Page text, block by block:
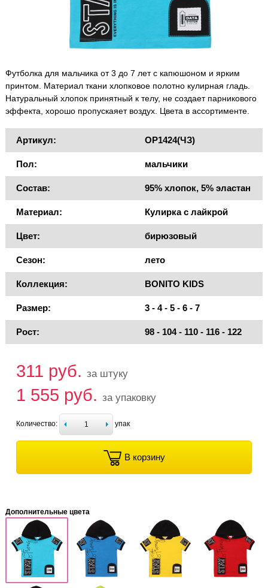
Футболка для мальчика от 3 до 7 лет с капюшоном и ярким
принтом. Материал ткани хлопковое полотно кулирная гладь.
Натуральный хлопок принятный к телу, не создает парникового
эффекта, хорошо пропускаяет воздух. Цвета в ассортименте.
Артикул: OP1424(ЧЗ)
Пол: мальчики
Состав: 95% хлопок, 5% эластан
Материал: Кулирка с лайкрой
Цвет: бирюзовый
Сезон: лето
Коллекция: BONITO KIDS
Размер: 3 - 4 - 5 - 6 - 7
Рост: 98 - 104 - 110 - 116 - 122
311 руб. за штуку
1 555 руб. за упаковку
Количество: упак
В корзину
Дополнительные цвета